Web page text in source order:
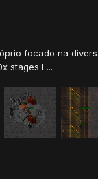
focado na
stages L...